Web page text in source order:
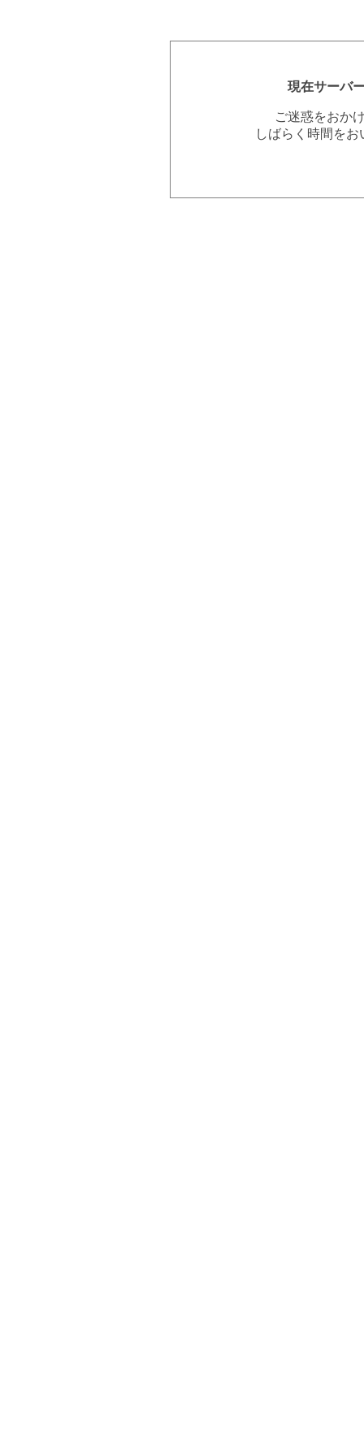
現在サーバ
ご迷惑をおか
しばらく時間を